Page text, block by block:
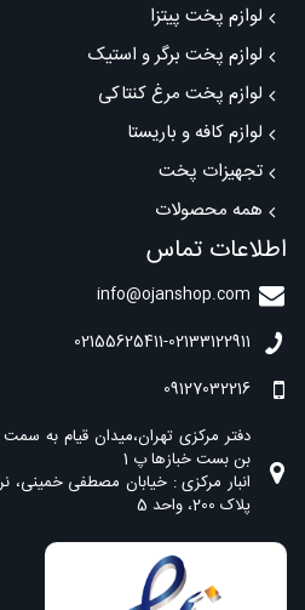
لوازم پخت پیتزا
لوازم پخت برگر و استیک
لوازم پخت مرغ کنتاکی
لوازم کافه و باریستا
تجهیزات پخت
همه محصولات
اطلاعات تماس
info@ojanshop.com
02155625411-02133122911
09127032216
دفتر مرکزی تهران،میدان قیام به
انبار مرکزی : خیابان مصطفی خمینی،
پلاک 200، واحد 5